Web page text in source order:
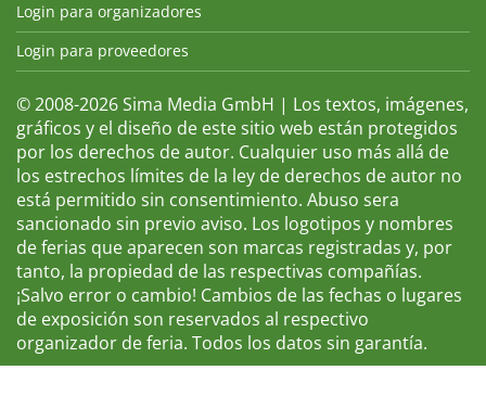
Login para organizadores
Login para proveedores
© 2008-2026 Sima Media GmbH | Los textos, imágenes,
gráficos y el diseño de este sitio web están protegidos
por los derechos de autor. Cualquier uso más allá de
los estrechos límites de la ley de derechos de autor no
está permitido sin consentimiento. Abuso sera
sancionado sin previo aviso. Los logotipos y nombres
de ferias que aparecen son marcas registradas y, por
tanto, la propiedad de las respectivas compañías.
¡Salvo error o cambio! Cambios de las fechas o lugares
de exposición son reservados al respectivo
organizador de feria. Todos los datos sin garantía.